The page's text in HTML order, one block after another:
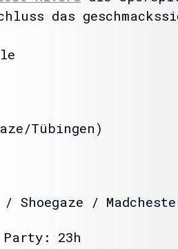
das
Tübingen)
Shoegaze /
23h